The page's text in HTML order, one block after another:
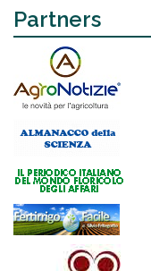
Partners